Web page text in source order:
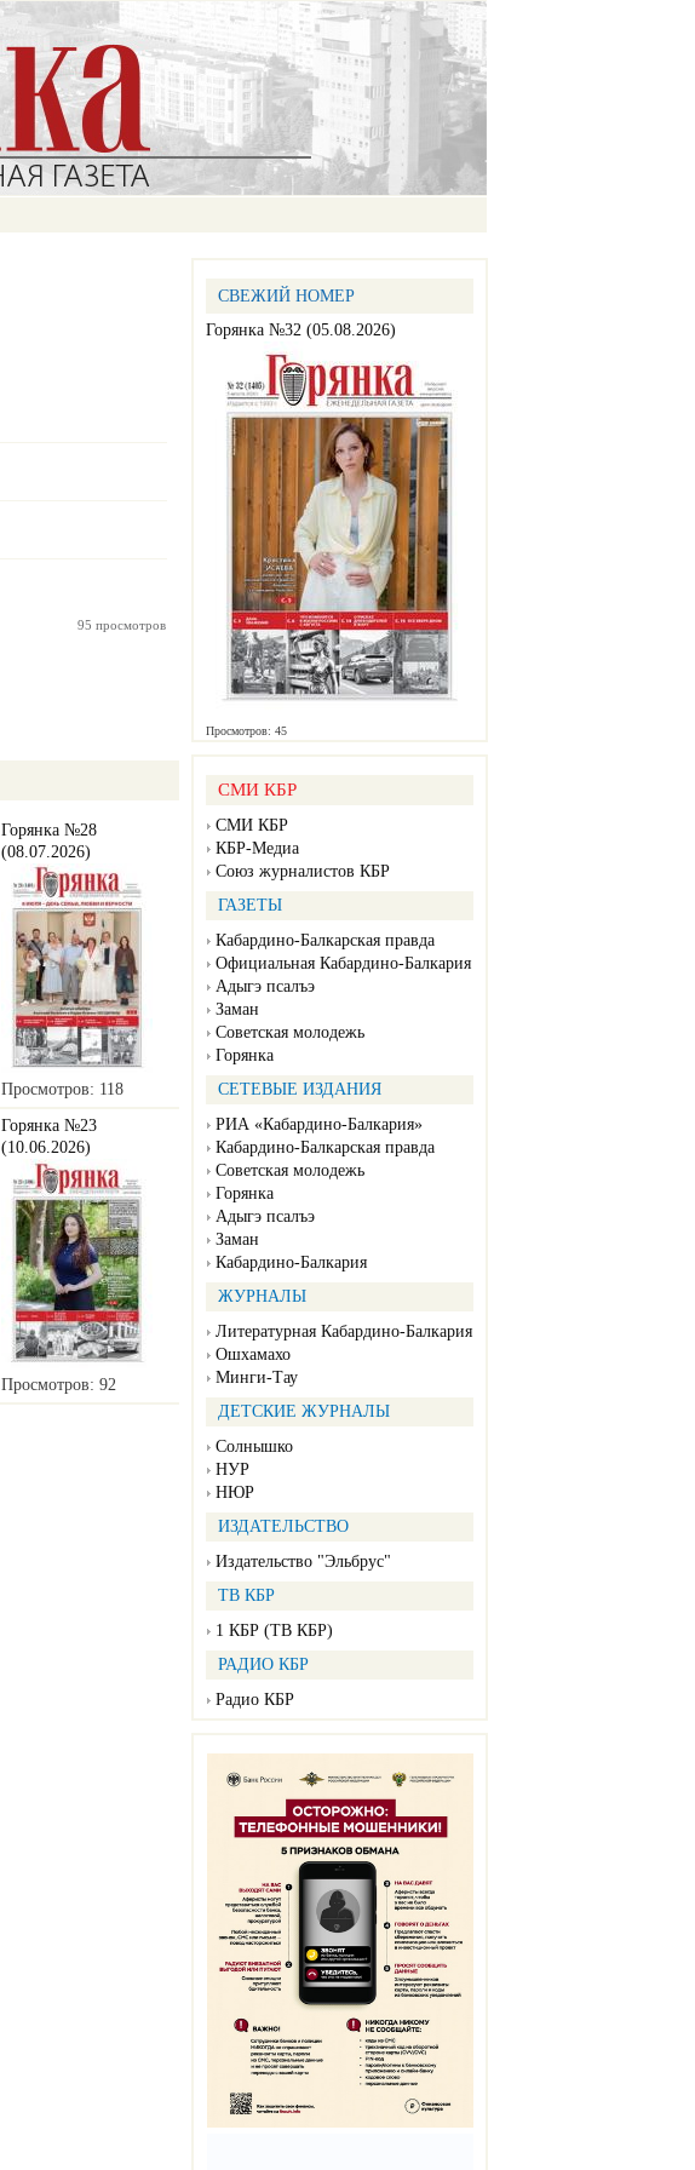
СВЕЖИЙ НОМЕР
Горянка №32 (05.08.2026)
Просмотров: 45
СМИ КБР
СМИ КБР
КБР-Медиа
Союз журналистов КБР
ГАЗЕТЫ
Кабардино-Балкарская правда
Официальная Кабардино-Балкария
Адыгэ псалъэ
Заман
Советская молодежь
Горянка
СЕТЕВЫЕ ИЗДАНИЯ
РИА «Кабардино-Балкария»
Кабардино-Балкарская правда
Советская молодежь
Горянка
Адыгэ псалъэ
Заман
Кабардино-Балкария
ЖУРНАЛЫ
Литературная Кабардино-Балкария
Ошхамахо
Минги-Тау
ДЕТСКИЕ ЖУРНАЛЫ
Солнышко
НУР
НЮР
ИЗДАТЕЛЬСТВО
Издательство "Эльбрус"
ТВ КБР
1 КБР (ТВ КБР)
РАДИО КБР
Радио КБР
95 просмотров
Горянка №28
(08.07.2026)
Просмотров: 118
Горянка №23
(10.06.2026)
Просмотров: 92